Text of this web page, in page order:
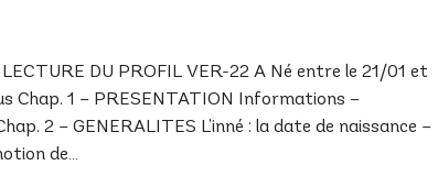
LECTURE DU PROFIL VER-22 A Né entre le 21/01 et
Chap. 1 – PRESENTATION Informations –
2 – GENERALITES L’inné : la date de naissance –
de…